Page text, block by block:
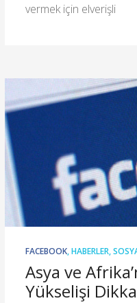
vermek için elverişli
FACEBOOK,HABERLER,
Asya ve
Yükselişi